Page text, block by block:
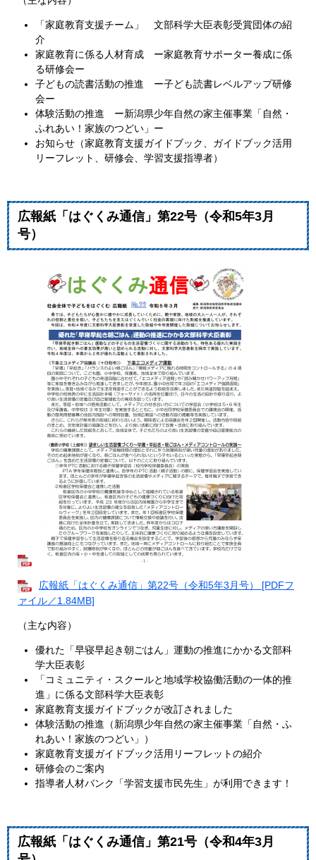
「家庭教育支援チーム」 文部科学大臣表彰受賞団体の紹
介
家庭教育に係る人材育成 ー家庭教育サポーター養成に係
る研修会ー
子どもの読書活動の推進 ー子ども読書レベルアップ研修
会ー
体験活動の推進 ー新潟県少年自然の家主催事業「自然・
ふれあい！家族のつどい」ー
お知らせ（家庭教育支援ガイドブック、ガイドブック活用
リーフレット、研修会、学習支援指導者）
広報紙「はぐくみ通信」第22号（令和5年3月
号）
広報紙「はぐくみ通信」第22号（令和5年3月号） [PDFフ
ァイル／1.84MB]
（主な内容）
優れた「早寝早起き朝ごはん」運動の推進にかかる文部科
学大臣表彰
「コミュニティ・スクールと地域学校協働活動の一体的推
進」に係る文部科学大臣表彰
家庭教育支援ガイドブックが改訂されました
体験活動の推進（新潟県少年自然の家主催事業「自然・ふ
れあい！家族のつどい」）
家庭教育支援ガイドブック活用リーフレットの紹介
研修会のご案内
指導者人材バンク「学習支援市民先生」が利用できます！
広報紙「はぐくみ通信」第21号（令和4年3月